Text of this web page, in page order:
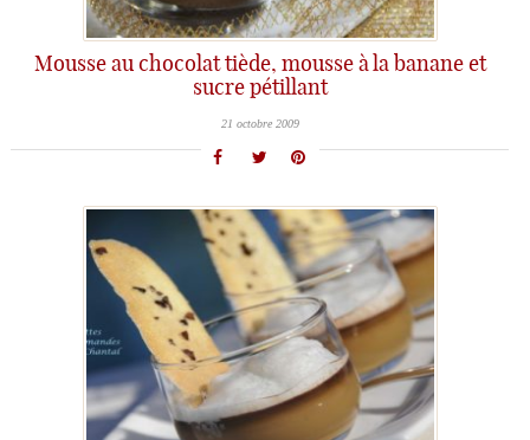
Mousse au chocolat tiède, mousse à la banane et
sucre pétillant
21 octobre 2009